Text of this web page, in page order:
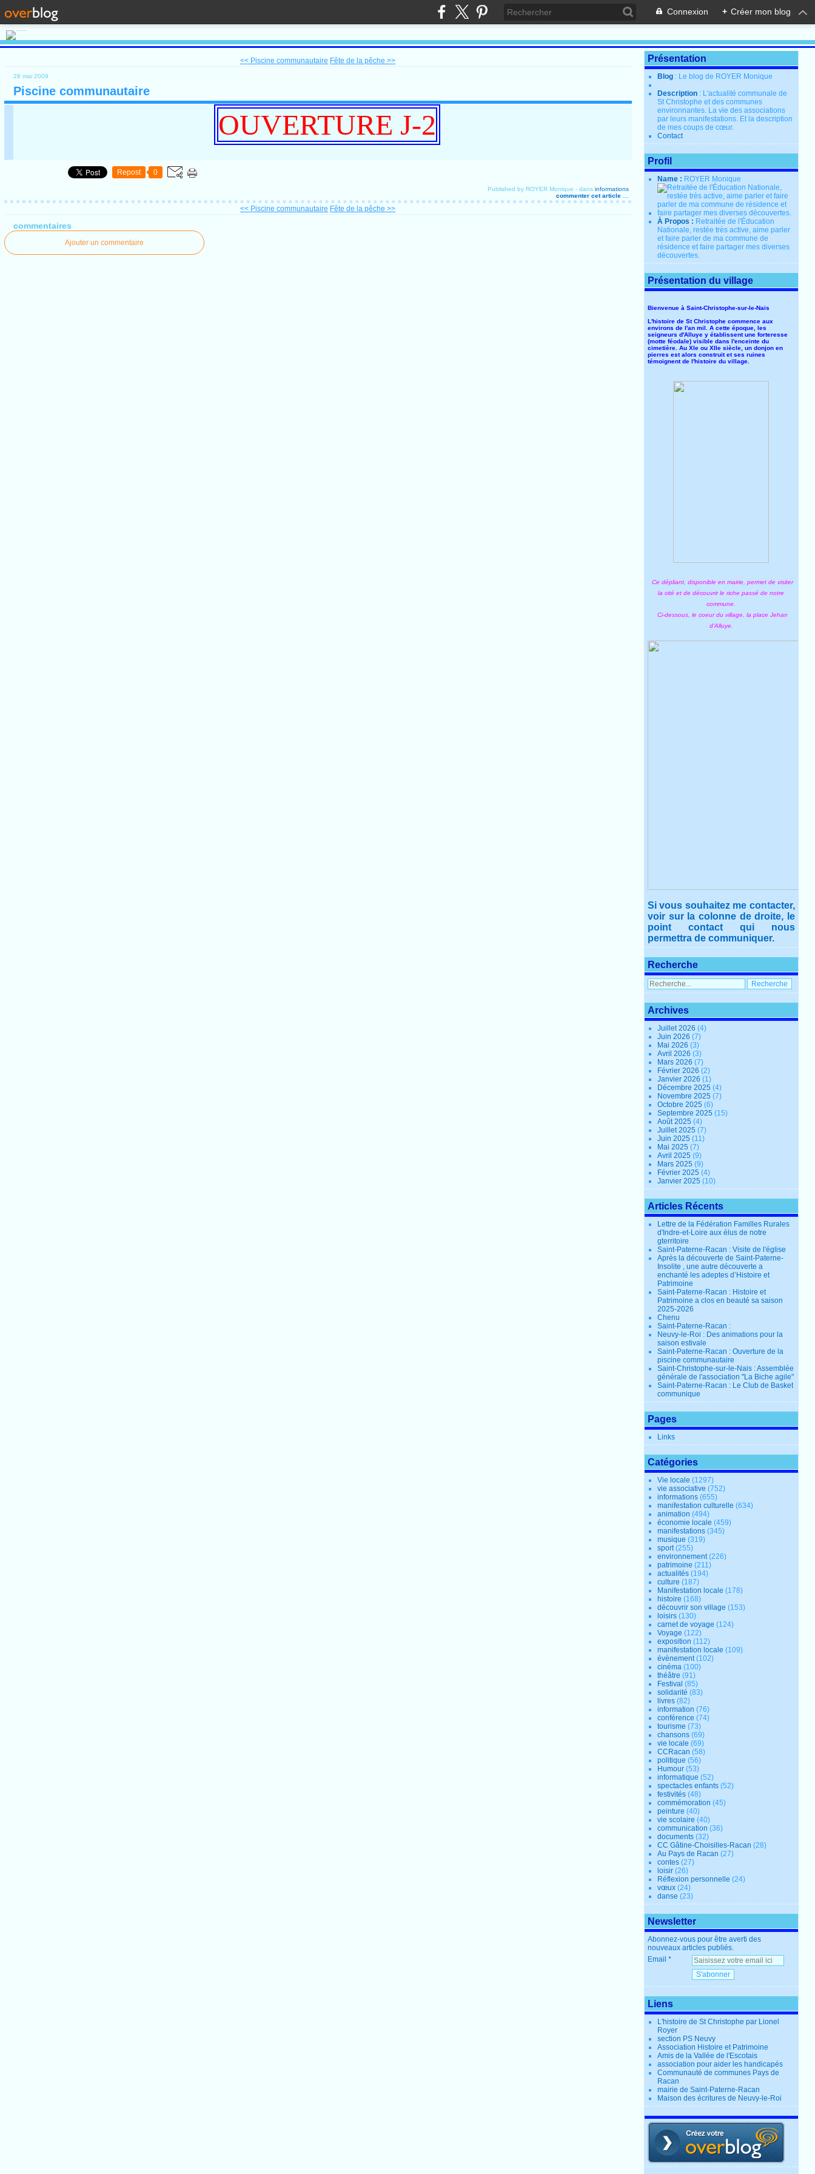
Connexion + Créer mon blog
<< Piscine communautaire Fête de la pêche >>
28 mai 2009
Piscine communautaire
OUVERTURE J-2
Repost 0
Published by ROYER Monique -dans informations
commenter cet article
<< Piscine communautaire Fête de la pêche >>
commentaires
Ajouter un commentaire
Présentation
Blog : Le blog de ROYER Monique
Description : L'actualité communale de
St Christophe et des communes
environnantes. La vie des associations
par leurs manifestations. Et la description
de mes coups de cœur.
Contact
Profil
Name : ROYER Monique
À Propos : Retraitée de l'Éducation
Nationale, restée très active, aime parler
et faire parler de ma commune de
résidence et faire partager mes diverses
découvertes.
Présentation du village
Bienvenue à Saint-Christophe-sur-le-Nais
L'histoire de St Christophe commence aux
environs de l'an mil. A cette époque, les
seigneurs d'Alluye y établissent une forteresse
(motte féodale) visible dans l'enceinte du
cimetière. Au XIe ou XIIe siècle, un donjon en
pierres est alors construit et ses ruines
témoignent de l'histoire du village.
Ce dépliant, disponible en mairie, permet de visiter
la cité et de découvrir le riche passé de notre
commune.
Ci-dessous, le coeur du village, la place Jehan
d'Alluye.
Si vous souhaitez me contacter,
voir sur la colonne de droite, le
point contact qui nous
permettra de communiquer.
Recherche
Archives
Juillet 2026(4)
Juin 2026(7)
Mai 2026(3)
Avril 2026(3)
Mars 2026(7)
Février 2026(2)
Janvier 2026(1)
Décembre 2025(4)
Novembre 2025(7)
Octobre 2025(6)
Septembre 2025(15)
Août 2025(4)
Juillet 2025(7)
Juin 2025(11)
Mai 2025(7)
Avril 2025(9)
Mars 2025(9)
Février 2025(4)
Janvier 2025(10)
Articles Récents
Lettre de la Fédération Familles Rurales
d'Indre-et-Loire aux élus de notre
gterritoire
Saint-Paterne-Racan : Visite de l'église
Après la découverte de Saint-Paterne-
Insolite , une autre découverte a
enchanté les adeptes d’Histoire et
Patrimoine
Saint-Paterne-Racan : Histoire et
Patrimoine a clos en beauté sa saison
2025-2026
Chenu
Saint-Paterne-Racan :
Neuvy-le-Roi : Des animations pour la
saison estivale
Saint-Paterne-Racan : Ouverture de la
piscine communautaire
Saint-Christophe-sur-le-Nais : Assemblée
générale de l'association "La Biche agile"
Saint-Paterne-Racan : Le Club de Basket
communique
Pages
Links
Catégories
Vie locale (1297)
vie associative (752)
informations (655)
manifestation culturelle (634)
animation (494)
économie locale (459)
manifestations (345)
musique (319)
sport(255)
environnement(226)
patrimoine (211)
actualités (194)
culture (187)
Manifestation locale (178)
histoire (168)
découvrir son village (153)
loisirs (130)
carnet de voyage (124)
Voyage (122)
exposition (112)
manifestation locale (109)
évènement(102)
cinéma (100)
théâtre (91)
Festival (85)
solidarité (83)
livres (82)
information (76)
conférence (74)
tourisme (73)
chansons (69)
vie locale (69)
CCRacan (58)
politique (56)
Humour (53)
informatique (52)
spectacles enfants (52)
festivités (48)
commémoration (45)
peinture (40)
vie scolaire (40)
communication (36)
documents (32)
CC Gâtine-Choisilles-Racan (28)
Au Pays de Racan (27)
contes (27)
loisir (26)
Réflexion personnelle (24)
vœux (24)
danse (23)
Newsletter
Abonnez-vous pour être averti des
nouveaux articles publiés.
Email
Liens
L'histoire de St Christophe par Lionel
Royer
section PS Neuvy
Association Histoire et Patrimoine
Amis de la Vallée de l'Escotais
association pour aider les handicapés
Communauté de communes Pays de
Racan
mairie de Saint-Paterne-Racan
Maison des écritures de Neuvy-le-Roi